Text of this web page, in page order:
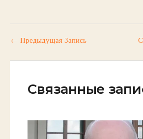
← Предыдущая Запись
Связанные